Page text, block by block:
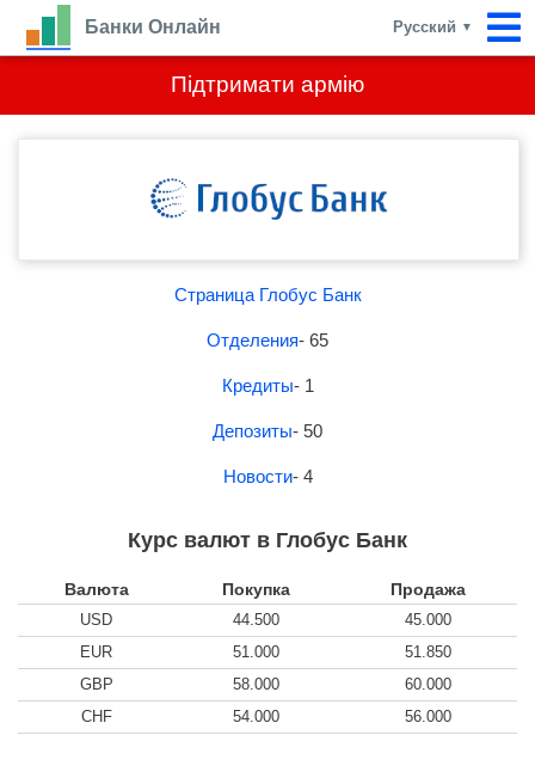
Підтримати армію
Банки Онлайн Русский ▼
Страница Глобус Банк
Отделения- 65
Кредиты- 1
Депозиты- 50
Новости- 4
Курс валют в Глобус Банк
Валюта Покупка Продажа
USD 44.500
45.000
EUR
51.000
51.850
GBP
58.000
60.000
CHF
54.000 56.000